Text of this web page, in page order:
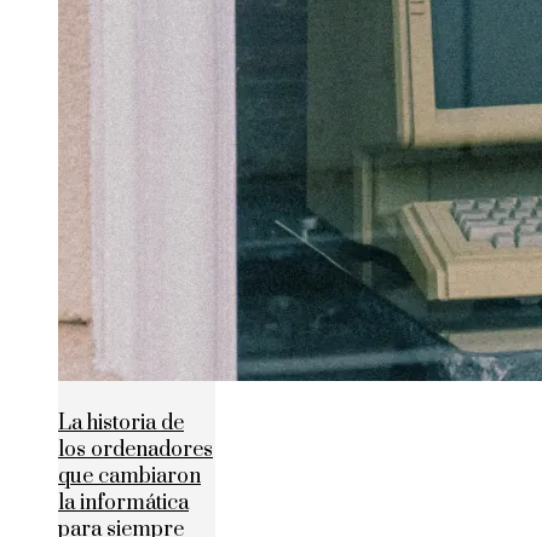
La historia de
los ordenadores
que cambiaron
la informática
para siempre